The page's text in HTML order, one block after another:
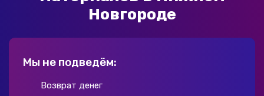
Новгороде
Мы не подведём:
Возврат денег